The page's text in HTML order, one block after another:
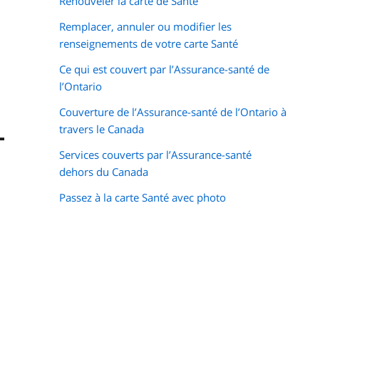
Remplacer, annuler ou modifier les
renseignements de votre carte Santé
Ce qui est couvert par l’Assurance-santé de
l’Ontario
Couverture de l’Assurance-santé de l’Ontario à
travers le Canada
Services couverts par l’Assurance-santé
dehors du Canada
Passez à la carte Santé avec photo